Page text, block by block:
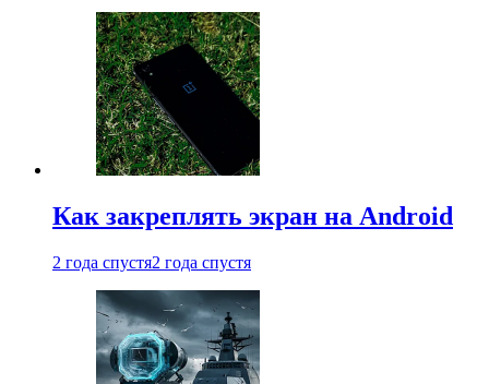
Как закреплять экран на Android
2 года спустя2 года спустя